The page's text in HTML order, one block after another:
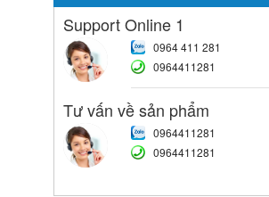
Support Online 1
0964 411 281
0964411281
Tư vấn về sản phẩm
0964411281
0964411281